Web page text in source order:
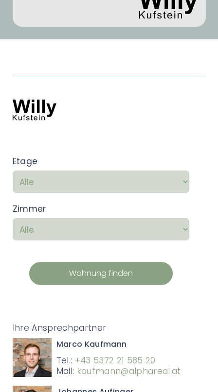
Etage
Zimmer
Wohnung finden
Ihre Ansprechpartner
Marco Kaufmann
Tel.: +43 5372 21 585 20
Mail: kaufmann@alphareal.at